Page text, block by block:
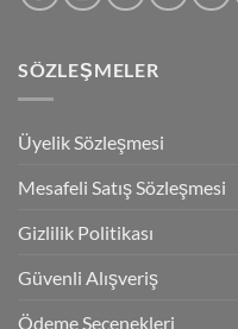
SÖZLEŞMELER
Üyelik Sözleşmesi
Mesafeli Satış Sözleşmesi
Gizlilik Politikası
Güvenli Alışveriş
Ödeme Seçenekleri